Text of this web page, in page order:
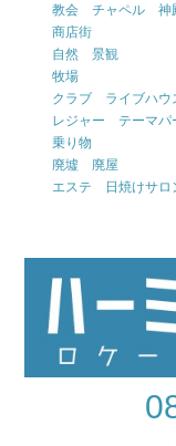
教会 チャペル 神
商店街
自然 景観
牧場
クラブ ライブハウ
レジャー テーマパ
乗り物
廃墟 廃屋
エステ 日焼けサロ